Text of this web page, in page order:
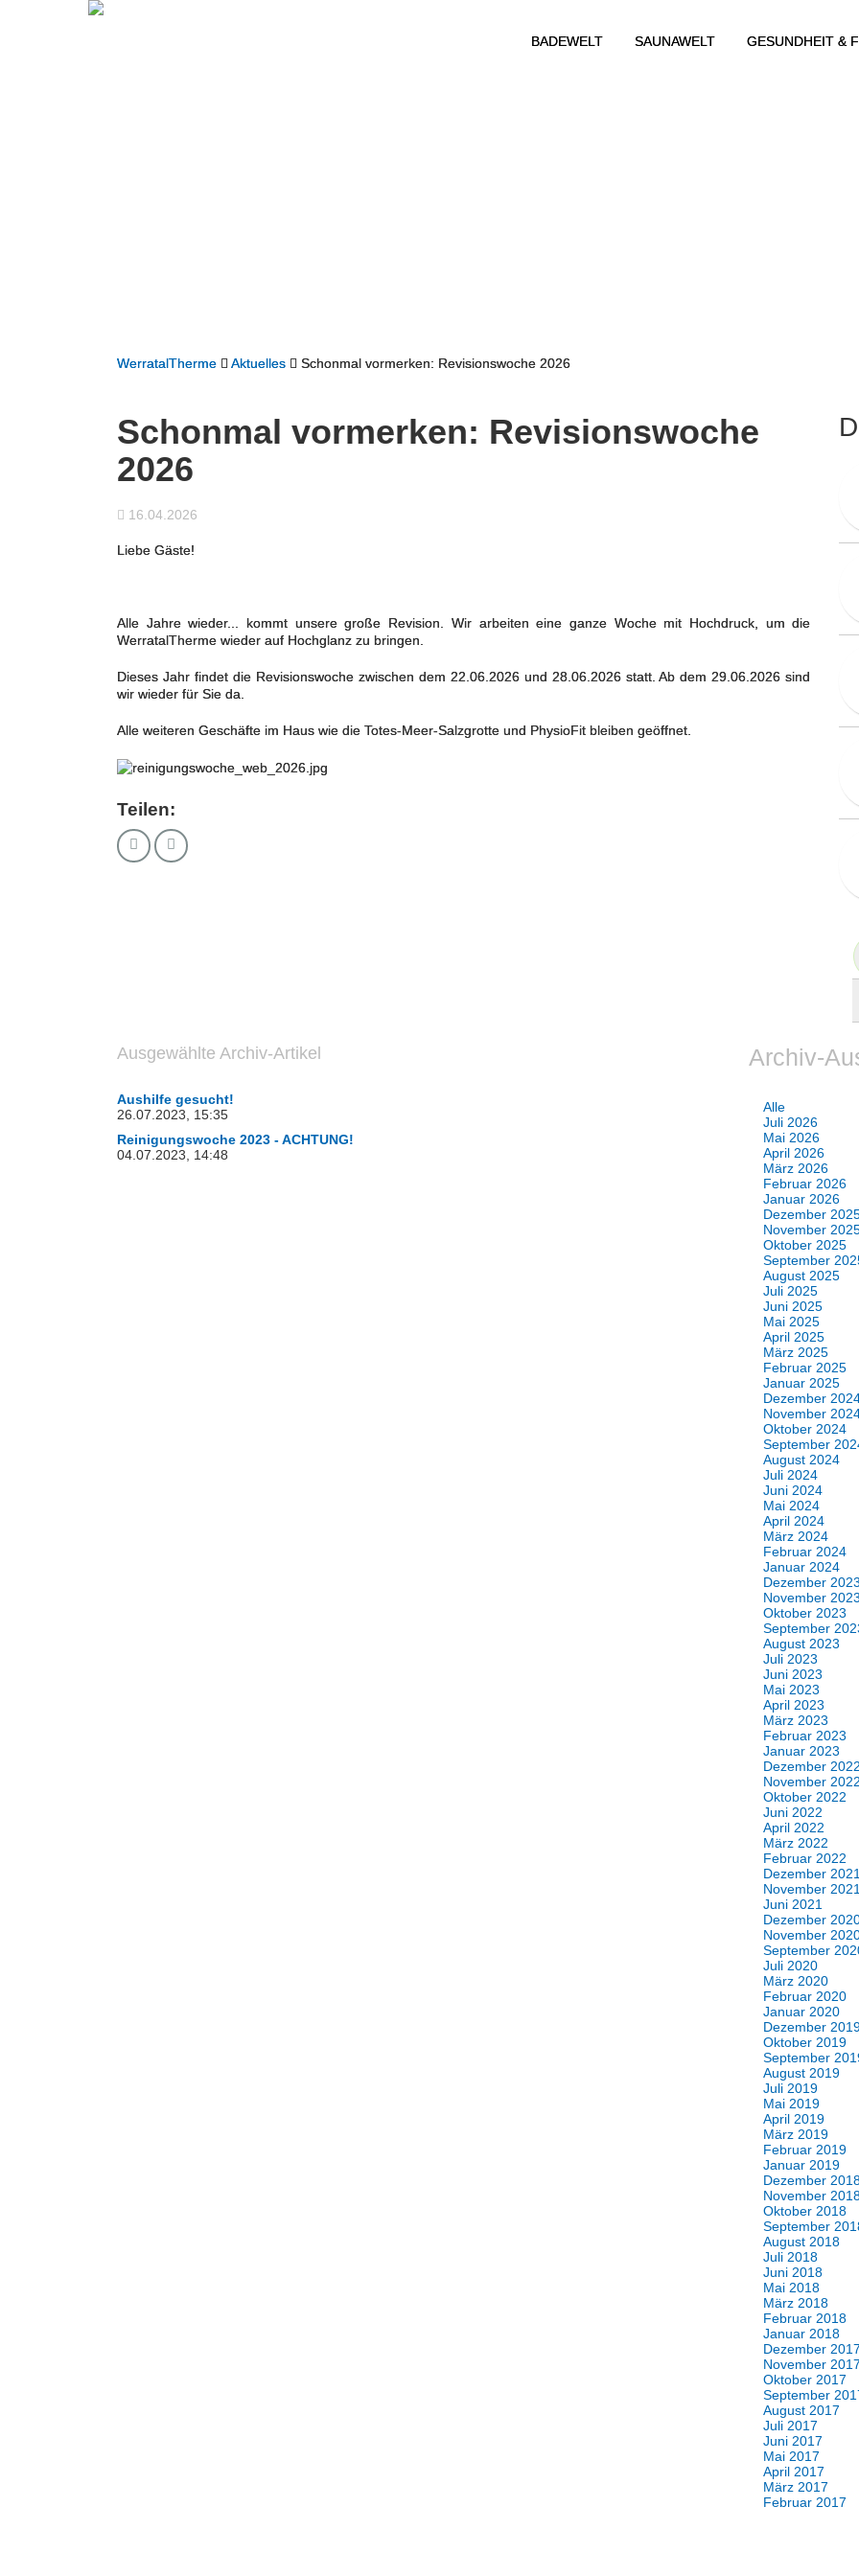
BADEWELT SAUNAWELT GESUNDHEIT &
WerratalTherme Aktuelles Schonmal vormerken: Revisionswoche 2026
Schonmal vormerken: Revisionswoche
2026
16.04.2026
Liebe Gäste!
Alle Jahre wieder... kommt unsere große Revision. Wir arbeiten eine ganze Woche mit Hochdruck, um die
WerratalTherme wieder auf Hochglanz zu bringen.
Dieses Jahr findet die Revisionswoche zwischen dem 22.06.2026 und 28.06.2026 statt. Ab dem 29.06.2026 sind
wir wieder für Sie da.
Alle weiteren Geschäfte im Haus wie die Totes-Meer-Salzgrotte und PhysioFit bleiben geöffnet.
Teilen:
Ausgewählte Archiv-Artikel
Aushilfe gesucht!
26.07.2023, 15:35
Reinigungswoche 2023 - ACHTUNG!
04.07.2023, 14:48
Archiv-
Alle
Juli 2026
Mai 2026
April 2026
März 2026
Februar 2026
Januar 2026
Dezember
November
Oktober 2025
September
August 2025
Juli 2025
Juni 2025
Mai 2025
April 2025
März 2025
Februar 2025
Januar 2025
Dezember
November
Oktober 2024
September
August 2024
Juli 2024
Juni 2024
Mai 2024
April 2024
März 2024
Februar 2024
Januar 2024
Dezember 2023
November 2023
Oktober 2023
September
August 2023
Juli 2023
Juni 2023
Mai 2023
April 2023
März 2023
Februar 2023
Januar 2023
Dezember 2022
November 2022
Oktober 2022
Juni 2022
April 2022
März 2022
Februar 2022
Dezember 2021
November 2021
Juni 2021
Dezember
November
September
Juli 2020
März 2020
Februar 2020
Januar 2020
Dezember
Oktober 2019
September
August 2019
Juli 2019
Mai 2019
April 2019
März 2019
Februar 2019
Januar 2019
Dezember
November
Oktober 2018
September
August 2018
Juli 2018
Juni 2018
Mai 2018
März 2018
Februar 2018
Januar 2018
Dezember 2017
November 2017
Oktober 2017
September
August 2017
Juli 2017
Juni 2017
Mai 2017
April 2017
März 2017
Februar 2017